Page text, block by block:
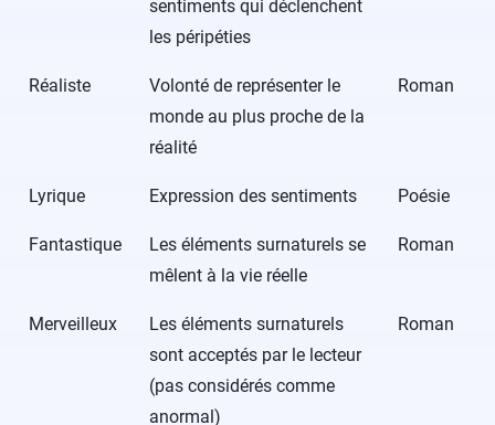
sentiments qui déclenchent
les péripéties
Réaliste
Volonté de représenter le
monde au plus proche de la
réalité
Roman
Lyrique Expression des sentiments Poésie
Fantastique
Les éléments surnaturels se
mêlent à la vie réelle
Roman
Merveilleux
Les éléments surnaturels
sont acceptés par le lecteur
(pas considérés comme
anormal)
Roman